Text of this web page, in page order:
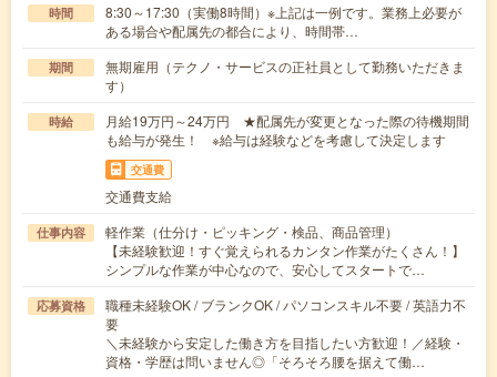
時間
8:30～17:30（実働8時間）※上記は一例です。業務上必要が
ある場合や配属先の都合により、時間帯…
期間
無期雇用（テクノ・サービスの正社員として勤務いただきま
す）
時給
月給19万円～24万円 ★配属先が変更となった際の待機期間
も給与が発生！ ※給与は経験などを考慮して決定します
交通費
交通費支給
仕事内容
軽作業（仕分け・ピッキング・検品、商品管理）
【未経験歓迎！すぐ覚えられるカンタン作業がたくさん！】
シンプルな作業が中心なので、安心してスタートで…
応募資格
職種未経験OK / ブランクOK / パソコンスキル不要 / 英語力不
要
＼未経験から安定した働き方を目指したい方歓迎！／経験・
資格・学歴は問いません◎「そろそろ腰を据えて働…